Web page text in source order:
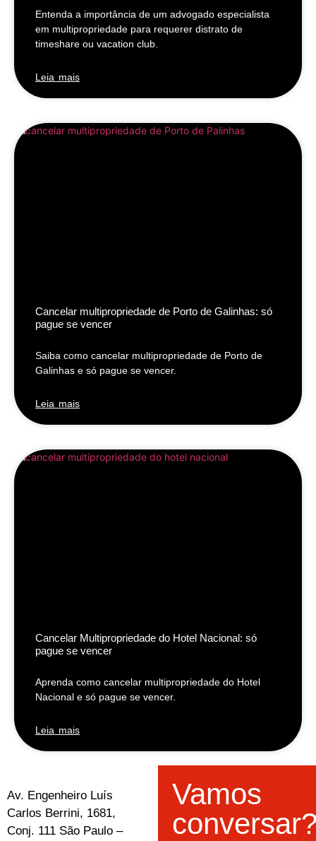
Entenda a importância de um advogado especialista
em multipropriedade para requerer distrato de
timeshare ou vacation club.
Leia mais
Cancelar multipropriedade de Porto de Galinhas: só
pague se vencer
Saiba como cancelar multipropriedade de Porto de
Galinhas e só pague se vencer.
Leia mais
Cancelar Multipropriedade do Hotel Nacional: só
pague se vencer
Aprenda como cancelar multipropriedade do Hotel
Nacional e só pague se vencer.
Leia mais
Av. Engenheiro Luís
Carlos Berrini, 1681,
Conj. 111 São Paulo –
Vamos